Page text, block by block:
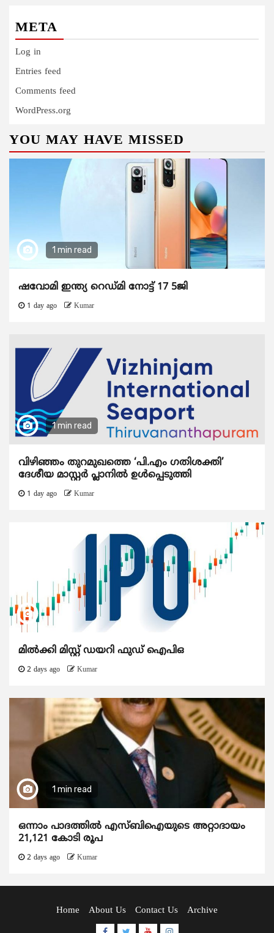
META
Log in
Entries feed
Comments feed
WordPress.org
YOU MAY HAVE MISSED
1 min read
ഷവോമി ഇന്ത്യ റെഡ്മി നോട്ട് 17 5ജി
1 day ago Kumar
1 min read
വിഴിഞ്ഞം തുറമുഖത്തെ ‘പി.എം ഗതിശക്തി’
ദേശീയ മാസ്റ്റർ പ്ലാനിൽ ഉൾപ്പെടുത്തി
1 day ago Kumar
മിൽക്കി മിസ്റ്റ് ഡയറി ഫുഡ് ഐപിഒ
2 days ago Kumar
1 min read
ഒന്നാം പാദത്തിൽ എസ്ബിഐയുടെ അറ്റാദായം
21,121 കോടി രൂപ
2 days ago Kumar
Home About Us Contact Us Archive